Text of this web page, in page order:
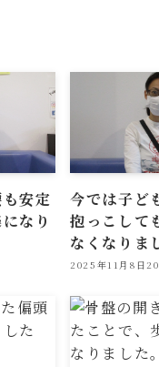
安定
なり
今では子ど
抱っこして
なくなりま
2025年11月8日